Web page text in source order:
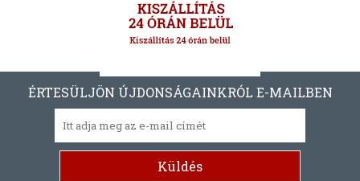
ÉRTESÜLJÖN ÚJDONSÁGAINKRÓL E-MAILBEN